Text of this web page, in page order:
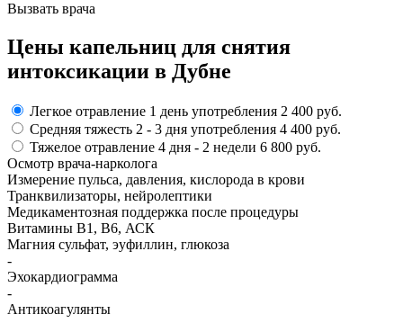
Вызвать врача
Цены капельниц для снятия
интоксикации в Дубне
Легкое отравление 1 день употребления 2 400 руб.
Средняя тяжесть 2 - 3 дня употребления 4 400 руб.
Тяжелое отравление 4 дня - 2 недели 6 800 руб.
Осмотр врача-нарколога
Измерение пульса, давления, кислорода в крови
Транквилизаторы, нейролептики
Медикаментозная поддержка после процедуры
Витамины B1, B6, АСК
Магния сульфат, эуфиллин, глюкоза
-
Эхокардиограмма
-
Антикоагулянты